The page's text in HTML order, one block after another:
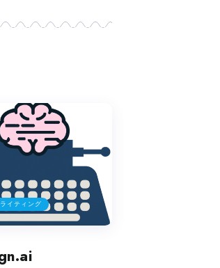
イティング